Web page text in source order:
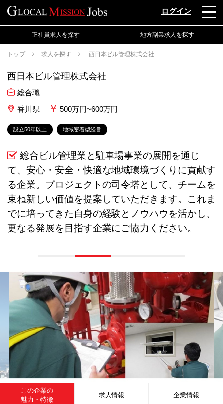
ログイン
正社員求人を探す 地方副業求人を探す
トップ 求人を探す 西日本ビル管理株式会社
西日本ビル管理株式会社
総合職
香川県
500万円~600万円
設立50年以上 地域密着型経営
総合ビル管理業と駐車場事業の展開を通じ
て、安心・安全・快適な地域環境づくりに貢献す
る企業。プロジェクトの司令塔として、チームを
束ね新しい価値を提案していただきます。これま
でに培ってきた自身の経験とノウハウを活かし、
更なる発展を目指す企業にご協力ください。
この企業の
魅力・特徴
求人情報 企業情報